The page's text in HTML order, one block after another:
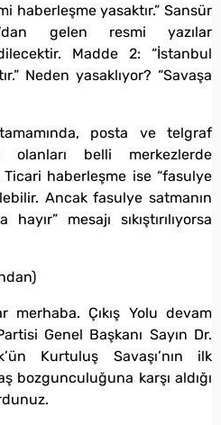
haberleşme yasaktır.” Sansür
gelen resmi yazılar
Madde 2: “İstanbul
Neden yasaklıyor? “Savaşa
posta ve telgraf
olanları belli merkezlerde
haberleşme ise “fasulye
Ancak fasulye satmanın
hayır” mesajı sıkıştırılıyorsa
merhaba. Çıkış Yolu devam
Genel Başkanı Sayın Dr.
Kurtuluş Savaşı’nın ilk
bozgunculuğuna karşı aldığı